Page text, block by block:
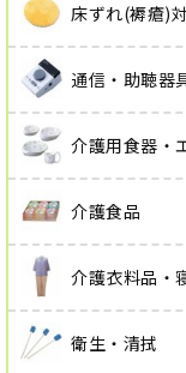
床ずれ(褥瘡)
通信・助聴器
介護用食器・
介護食品
介護衣料品・
衛生・清拭